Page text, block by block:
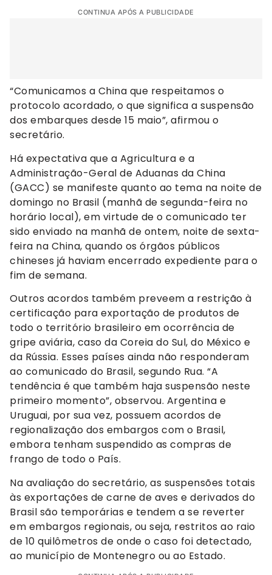
CONTINUA APÓS A PUBLICIDADE
“Comunicamos a China que respeitamos o
protocolo acordado, o que significa a suspensão
dos embarques desde 15 maio”, afirmou o
secretário.
Há expectativa que a Agricultura e a
Administração-Geral de Aduanas da China
(GACC) se manifeste quanto ao tema na noite de
domingo no Brasil (manhã de segunda-feira no
horário local), em virtude de o comunicado ter
sido enviado na manhã de ontem, noite de sexta-
feira na China, quando os órgãos públicos
chineses já haviam encerrado expediente para o
fim de semana.
Outros acordos também preveem a restrição à
certificação para exportação de produtos de
todo o território brasileiro em ocorrência de
gripe aviária, caso da Coreia do Sul, do México e
da Rússia. Esses países ainda não responderam
ao comunicado do Brasil, segundo Rua. “A
tendência é que também haja suspensão neste
primeiro momento”, observou. Argentina e
Uruguai, por sua vez, possuem acordos de
regionalização dos embargos com o Brasil,
embora tenham suspendido as compras de
frango de todo o País.
Na avaliação do secretário, as suspensões totais
às exportações de carne de aves e derivados do
Brasil são temporárias e tendem a se reverter
em embargos regionais, ou seja, restritos ao raio
de 10 quilômetros de onde o caso foi detectado,
ao município de Montenegro ou ao Estado.